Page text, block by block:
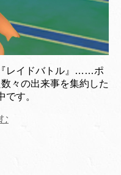
レイドバトル』……ポ
々の出来事を集約した
です。